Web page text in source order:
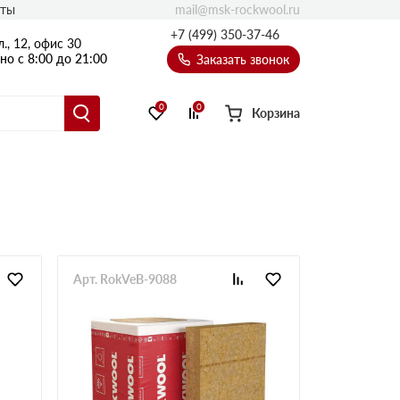
12, офис 30
с 8:00 до 21:00
+7 (499) 350-37-46
Заказать звонок
75 мм
100 мм
Руф Баттс
Балкон
Эсктра
Оптима
0 0 Корзина
mail@msk-rockwool.ru
Арт. RokVeB-9088